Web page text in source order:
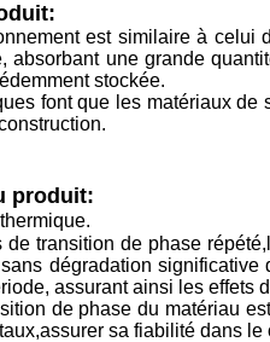
est similaire à celui
absorbant une grande
stockée.
font que les matériaux
produit:
transition de phase
dégradation
assurant ainsi les effets
de phase du matériau
sa fiabilité dans